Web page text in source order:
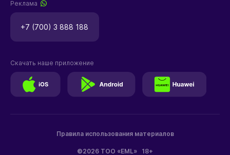
Реклама
+7 (700) 3 888 188
©2026 ТОО «EML» 18+
Правила использования материалов
Скачать наше приложение